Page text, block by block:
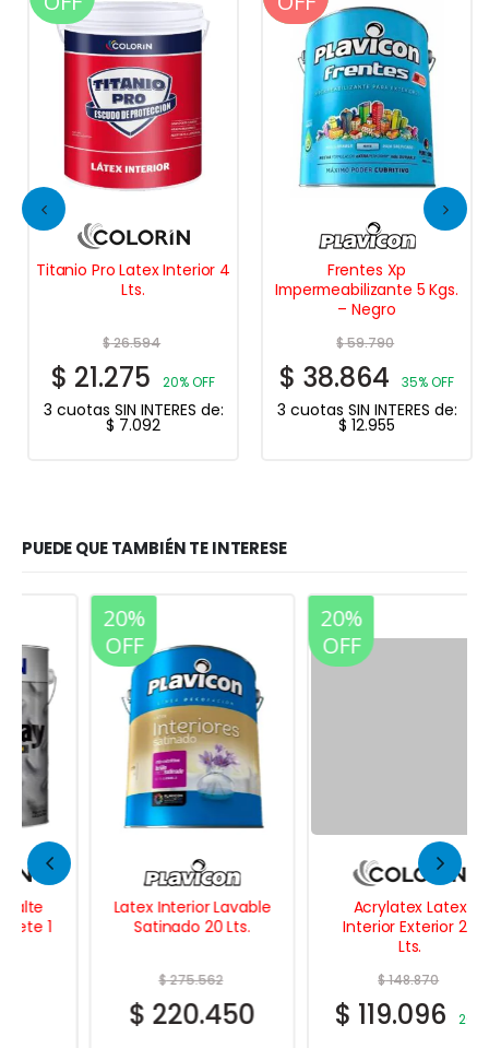
Titanio Pro Latex Interior 4
Lts.
$26.594
$ 21.275 20% OFF
3 cuotas SIN INTERES de:
$ 7.092
Frentes Xp
Impermeabilizante 5 Kgs.
– Negro
$59.790
$ 38.864 35% OFF
3 cuotas SIN INTERES de:
$ 12.955
PUEDE QUE TAMBIÉN TE INTERESE
OFF
Latex Interior Lavable
Satinado 20 Lts.
275.562
220.450
Acrylatex Latex
Interior Exterior 20
148.870
119.096
20%